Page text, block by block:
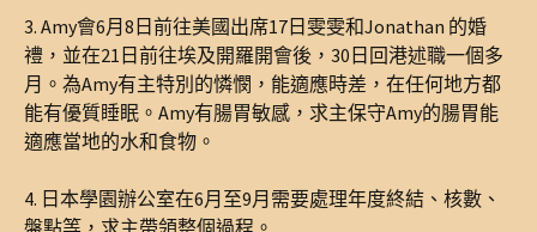
3. Amy會6月8日前往美國出席17日雯雯和Jonathan 的婚
禮，並在21日前往埃及開羅開會後，30日回港述職一個多
月。為Amy有主特別的憐憫，能適應時差，在任何地方都
能有優質睡眠。Amy有腸胃敏感，求主保守Amy的腸胃能
適應當地的水和食物。
4. 日本學園辦公室在6月至9月需要處理年度終結、核數、
盤點等，求主帶領整個過程。